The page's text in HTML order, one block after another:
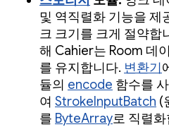
및 역직렬화 기능을 제
크 크기를 크게 절약합
해 Cahier는 Room 데
를 유지합니다. 변환기
듈의 encode 함수를
여 StrokeInputBatch (
를 ByteArray로 직렬